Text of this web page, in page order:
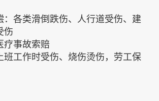
：各类滑倒跌伤、人行道受伤、建
伤
疗事故索赔
班工作时受伤、烧伤烫伤，劳工保